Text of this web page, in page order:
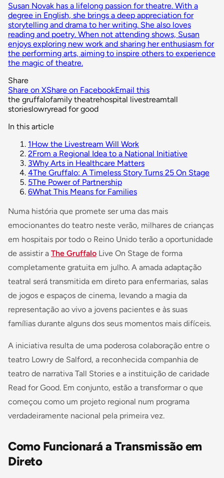
Susan Novak has a lifelong passion for theatre. With a
degree in English, she brings a deep appreciation for
storytelling and drama to her writing. She also loves
reading and poetry. When not attending shows, Susan
enjoys exploring new work and sharing her enthusiasm for
the performing arts, aiming to inspire others to experience
the magic of theatre.
Share
Share on XShare on FacebookEmail this
the gruffalofamily theatrehospital livestreamtall
storieslowryread for good
In this article
1How the Livestream Will Work
2From a Regional Idea to a National Initiative
3Why Arts in Healthcare Matters
4The Gruffalo: A Timeless Story Turns 25 On Stage
5The Power of Partnership
6What This Means for Families
Numa história que promete ser uma das mais
emocionantes do teatro neste verão, milhares de crianças
em hospitais por todo o Reino Unido terão a oportunidade
de assistir a The Gruffalo Live On Stage de forma
completamente gratuita em julho. A amada adaptação
teatral será transmitida em direto para enfermarias, salas
de jogos e espaços de cinema, levando a magia da
representação ao vivo a jovens pacientes e às suas
famílias durante alguns dos seus momentos mais difíceis.
A iniciativa resulta de uma poderosa colaboração entre o
teatro Lowry de Salford, a reconhecida companhia de
teatro de narrativa Tall Stories e a instituição de caridade
Read for Good. Em conjunto, estão a transformar o que
começou como um projeto regional num programa
verdadeiramente nacional pela primeira vez.
Como Funcionará a Transmissão em
Direto